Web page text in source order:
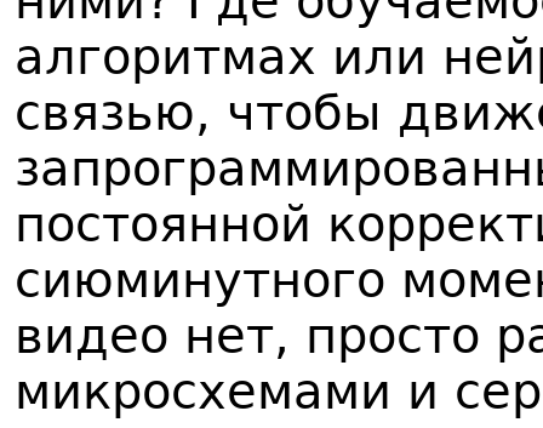
алгоритмах или
связью, чтобы
постоянной
сиюминутного
видео нет, просто
микросхемами и